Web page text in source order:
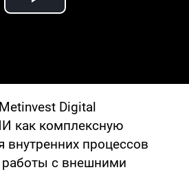
Play Video
Digital
как комплексную
внутренних процессов
работы с внешними